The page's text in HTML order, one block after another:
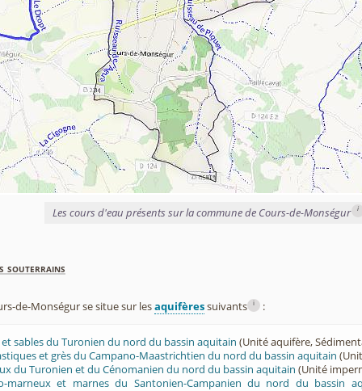
Les cours d'eau présents sur la commune de Cours-de-Monségur i
souterrains
de-Monségur se situe sur lesaquifèressuivants i :
et sables du Turonien du nord du bassin aquitain (Unité aquifère,
et grès du Campano-Maastrichtien du nord du bassin aquitain
du Turonien et du Cénomanien du nord du bassin aquitain (Unité
marneux et marnes du Santonien-Campanien du nord du bassin